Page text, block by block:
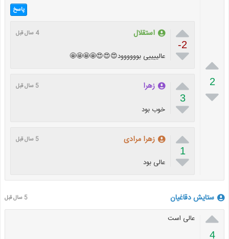

2

پاسخ

-2

استقلال 4 سال قبل
عالییییی بوووووود😍😍😍🤩🤩🤩🤩

3

زهرا 5 سال قبل
خوب بود

1

زهرا مرادی 5 سال قبل
عالی بود
ستایش دقاغیان 5 سال قبل

4
عالی است